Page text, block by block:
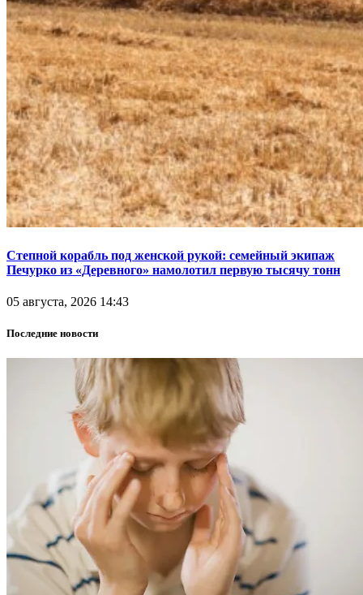
Степной корабль под женской рукой: семейный экипаж
Печурко из «Деревного» намолотил первую тысячу тонн
05 августа, 2026 14:43
Последние новости